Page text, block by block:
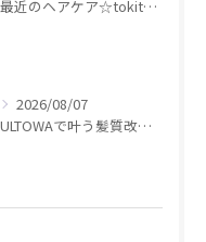
最近のヘアケア☆tokita【銀座・美容室WISTERIA】
2026/08/07
ULTOWAで叶う髪質改善美髪カラー【銀座・美容室WISTERIA】